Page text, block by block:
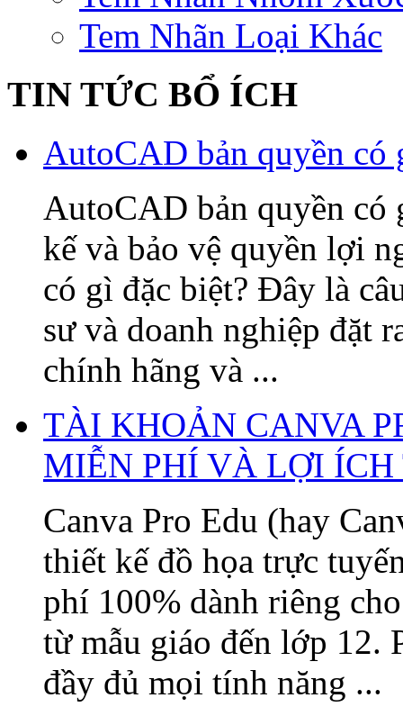
Tem Nhãn Loại Khác
TIN TỨC BỔ ÍCH
AutoCAD bản quyền có
AutoCAD bản quyền có
kế và bảo vệ quyền lợi
có gì đặc biệt? Đây là
sư và doanh nghiệp đặt
chính hãng và ...
TÀI KHOẢN CANVA
MIỄN PHÍ VÀ LỢI
Canva Pro Edu (hay
thiết kế đồ họa trực
phí 100% dành riêng
từ mẫu giáo đến lớp 12.
đầy đủ mọi tính năng ...